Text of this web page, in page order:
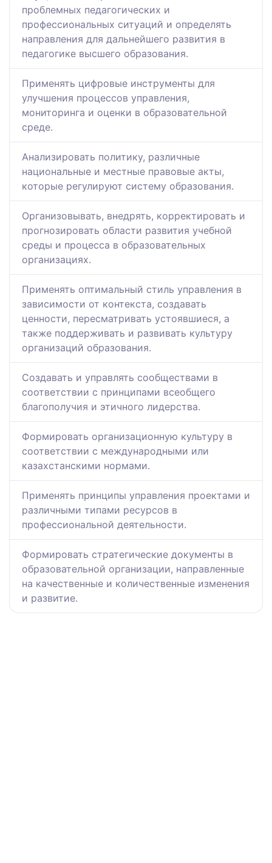
проблемных педагогических и
профессиональных ситуаций и определять
направления для дальнейшего развития в
педагогике высшего образования.
Применять цифровые инструменты для
улучшения процессов управления,
мониторинга и оценки в образовательной
среде.
Анализировать политику, различные
национальные и местные правовые акты,
которые регулируют систему образования.
Организовывать, внедрять, корректировать и
прогнозировать области развития учебной
среды и процесса в образовательных
организациях.
Применять оптимальный стиль управления в
зависимости от контекста, создавать
ценности, пересматривать устоявшиеся, а
также поддерживать и развивать культуру
организаций образования.
Создавать и управлять сообществами в
соответствии с принципами всеобщего
благополучия и этичного лидерства.
Формировать организационную культуру в
соответствии с международными или
казахстанскими нормами.
Применять принципы управления проектами и
различными типами ресурсов в
профессиональной деятельности.
Формировать стратегические документы в
образовательной организации, направленные
на качественные и количественные изменения
и развитие.